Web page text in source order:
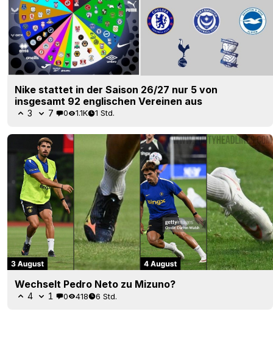
Nike stattet in der Saison 26/27 nur 5 von
insgesamt 92 englischen Vereinen aus
3 7 0 1.1K 1 Std.
Wechselt Pedro Neto zu Mizuno?
4 1 0 418 6 Std.